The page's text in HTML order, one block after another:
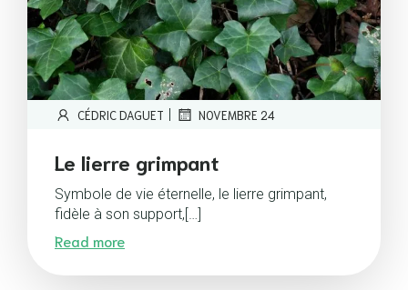
CÉDRIC DAGUET | NOVEMBRE 24
Le lierre grimpant
Symbole de vie éternelle, le lierre grimpant,
fidèle à son support,[…]
Read more